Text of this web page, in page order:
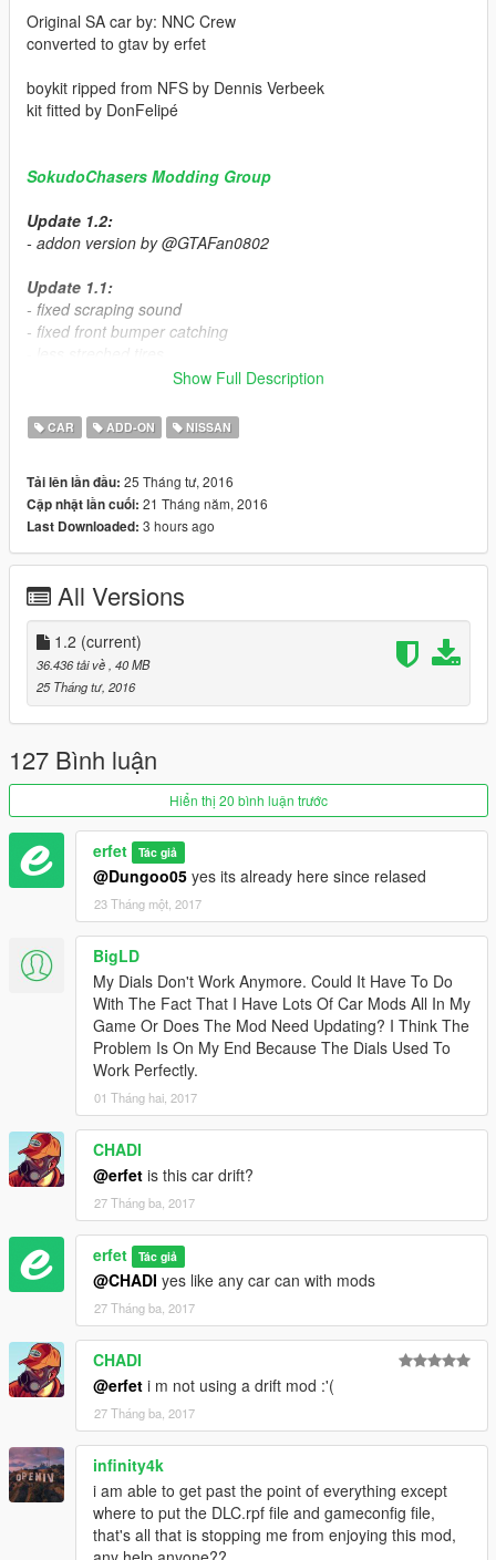
Original SA car by: NNC Crew
converted to gtav by erfet
boykit ripped from NFS by Dennis Verbeek
kit fitted by DonFelipé
SokudoChasers Modding Group
Update 1.2:
- addon version by @GTAFan0802
Update 1.1:
- fixed scraping sound
- fixed front bumper catching
- HQ model
- 3D engine
- working dials
Bugs:
- front banner doesnt appear
install:
mods\x64e.rpf\levels\gta5\vehicles.rpf
replaces: f620
follow us: facebook.com/SokudoChasers
Show Full Description
CAR ADD-ON NISSAN
Tải lên lần đầu: 25 Tháng tư, 2016
Cập nhật lần cuối: 21 Tháng năm, 2016
Last Downloaded: 3 hours ago
All Versions
1.2 (current)
36.436 tải về , 40 MB
25 Tháng tư, 2016
127 Bình luận
Hiển thị 20 bình luận trước
erfet Tác giả
@Dungoo05 yes its already here since relased
23 Tháng một, 2017
BigLD
My Dials Don't Work Anymore. Could It Have To Do
With The Fact That I Have Lots Of Car Mods All In My
Game Or Does The Mod Need Updating? I Think The
Problem Is On My End Because The Dials Used To
Work Perfectly.
01 Tháng hai, 2017
CHADI
@erfet is this car drift?
27 Tháng ba, 2017
erfet Tác giả
@CHADI yes like any car can with mods
27 Tháng ba, 2017
CHADI
@erfet i m not using a drift mod :'(
27 Tháng ba, 2017
infinity4k
i am able to get past the point of everything except
where to put the DLC.rpf file and gameconfig file,
that's all that is stopping me from enjoying this mod,